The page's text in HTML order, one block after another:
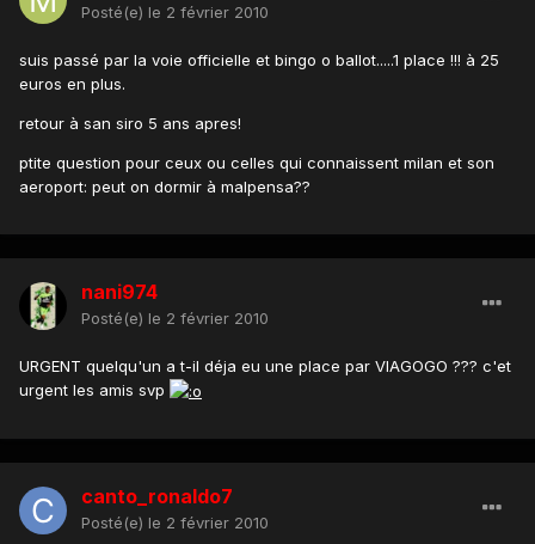
Posté(e) le 2 février 2010
suis passé par la voie officielle et bingo o ballot.....1 place !!! à 25
euros en plus.
retour à san siro 5 ans apres!
ptite question pour ceux ou celles qui connaissent milan et son
aeroport: peut on dormir à malpensa??
nani974
Posté(e) le 2 février 2010
URGENT quelqu'un a t-il déja eu une place par VIAGOGO ??? c'et
urgent les amis svp
canto_ronaldo7
Posté(e) le 2 février 2010